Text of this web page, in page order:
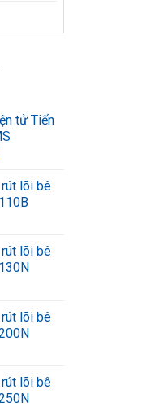
tử Tiến
lõi bê
lõi bê
lõi bê
lõi bê